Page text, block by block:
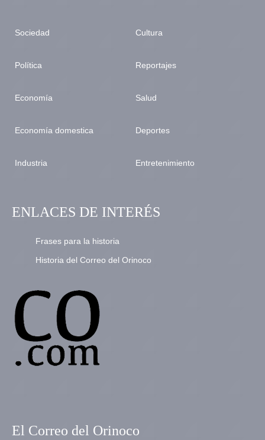
Sociedad
Política
Economía
Economía domestica
Industria
Cultura
Reportajes
Salud
Deportes
Entretenimiento
ENLACES DE INTERÉS
Frases para la historia
Historia del Correo del Orinoco
El Correo del Orinoco